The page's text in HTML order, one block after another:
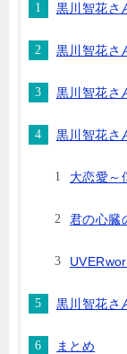
黒川智花
黒川智花
黒川智花さ
黒川智花
大恋愛～
君の心臓
黒川智花さ
まとめ